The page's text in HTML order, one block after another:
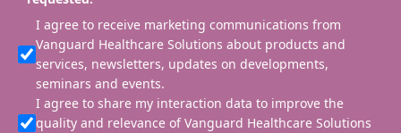
I agree to receive marketing communications from
Vanguard Healthcare Solutions about products and
services, newsletters, updates on developments,
seminars and events.
I agree to share my interaction data to improve the
quality and relevance of Vanguard Healthcare Solutions